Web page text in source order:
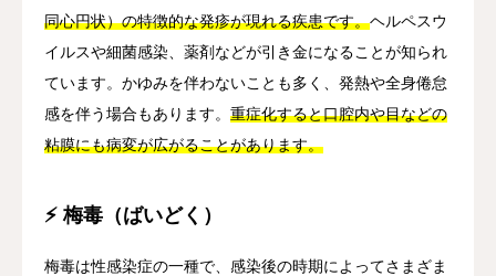
同心円状）の特徴的な発疹が現れる疾患です。ヘルペスウ
イルスや細菌感染、薬剤などが引き金になることが知られ
ています。かゆみを伴わないことも多く、発熱や全身倦怠
感を伴う場合もあります。 重症化すると口腔内や目などの
粘膜にも病変が広がることがあります。
⚡ 梅毒（ばいどく）
梅毒は性感染症の一種で、感染後の時期によってさまざま